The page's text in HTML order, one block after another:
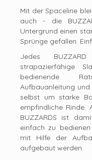
Mit der Spaceline
auch - die
Untergrund einen
Sprünge gefallen.
Jedes
strapazierfähige
bedienende
Aufbauanleitung
selbst um starke
empfindliche Rinde.
BUZZARDS ist
einfach zu
mit Hilfe der
aufgebaut werden.